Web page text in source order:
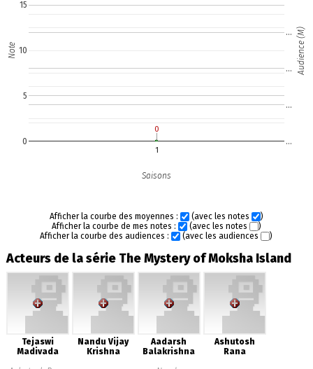
1
0
5
10
15
…
…
…
…
0
0
Saisons
Note Audience (M)
Afficher la courbe des moyennes : (avec les notes
)
Afficher la courbe de mes notes :
(avec les notes
)
Afficher la courbe des audiences :
(avec les audiences )
Acteurs de la série The Mystery of Moksha Island
Tejaswi
Madivada
Nandu Vijay
Krishna
Aadarsh
Balakrishna
Ashutosh
Rana